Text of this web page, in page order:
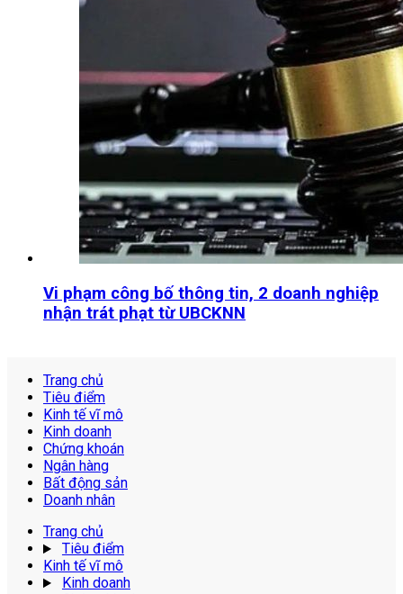
Vi phạm công bố thông tin, 2 doanh nghiệp
nhận trát phạt từ UBCKNN
Trang chủ
Tiêu điểm
Kinh tế vĩ mô
Kinh doanh
Chứng khoán
Ngân hàng
Bất động sản
Doanh nhân
Trang chủ
Tiêu điểm
Kinh tế vĩ mô
Kinh doanh